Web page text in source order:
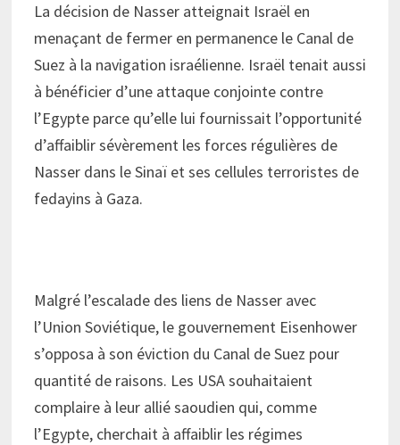
La décision de Nasser atteignait Israël en
menaçant de fermer en permanence le Canal de
Suez à la navigation israélienne. Israël tenait aussi
à bénéficier d’une attaque conjointe contre
l’Egypte parce qu’elle lui fournissait l’opportunité
d’affaiblir sévèrement les forces régulières de
Nasser dans le Sinaï et ses cellules terroristes de
fedayins à Gaza.
Malgré l’escalade des liens de Nasser avec
l’Union Soviétique, le gouvernement Eisenhower
s’opposa à son éviction du Canal de Suez pour
quantité de raisons. Les USA souhaitaient
complaire à leur allié saoudien qui, comme
l’Egypte, cherchait à affaiblir les régimes